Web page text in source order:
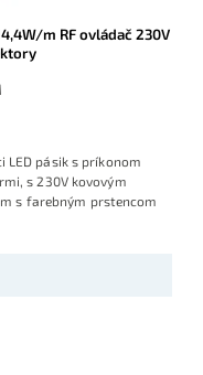
m RF ovládač 230V
LED pásik s príkonom
s 230V kovovým
s farebným prstencom